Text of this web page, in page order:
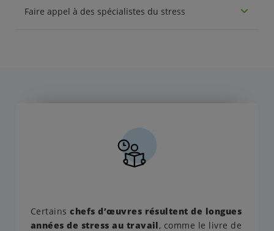
Faire appel à des spécialistes du stress
Certainschefs d’œuvres résultent de longues
années de stress au travail, comme le livre de